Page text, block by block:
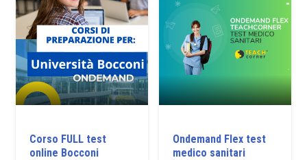
Corso FULL test
online Bocconi
Ondemand Flex test
medico sanitari